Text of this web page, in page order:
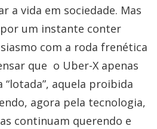
a vida em sociedade. Mas
um instante conter
com a roda frenética
que o Uber-X apenas
aquela proibida
agora pela tecnologia,
continuam querendo e